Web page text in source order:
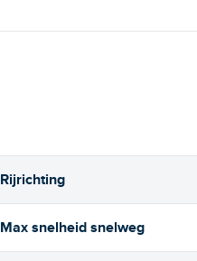
Rijrichting
Max snelheid snelweg